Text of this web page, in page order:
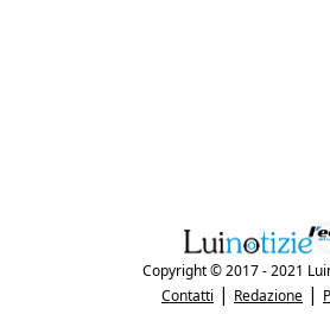
Copyright © 2017 - 2021
Contatti | Redazione |